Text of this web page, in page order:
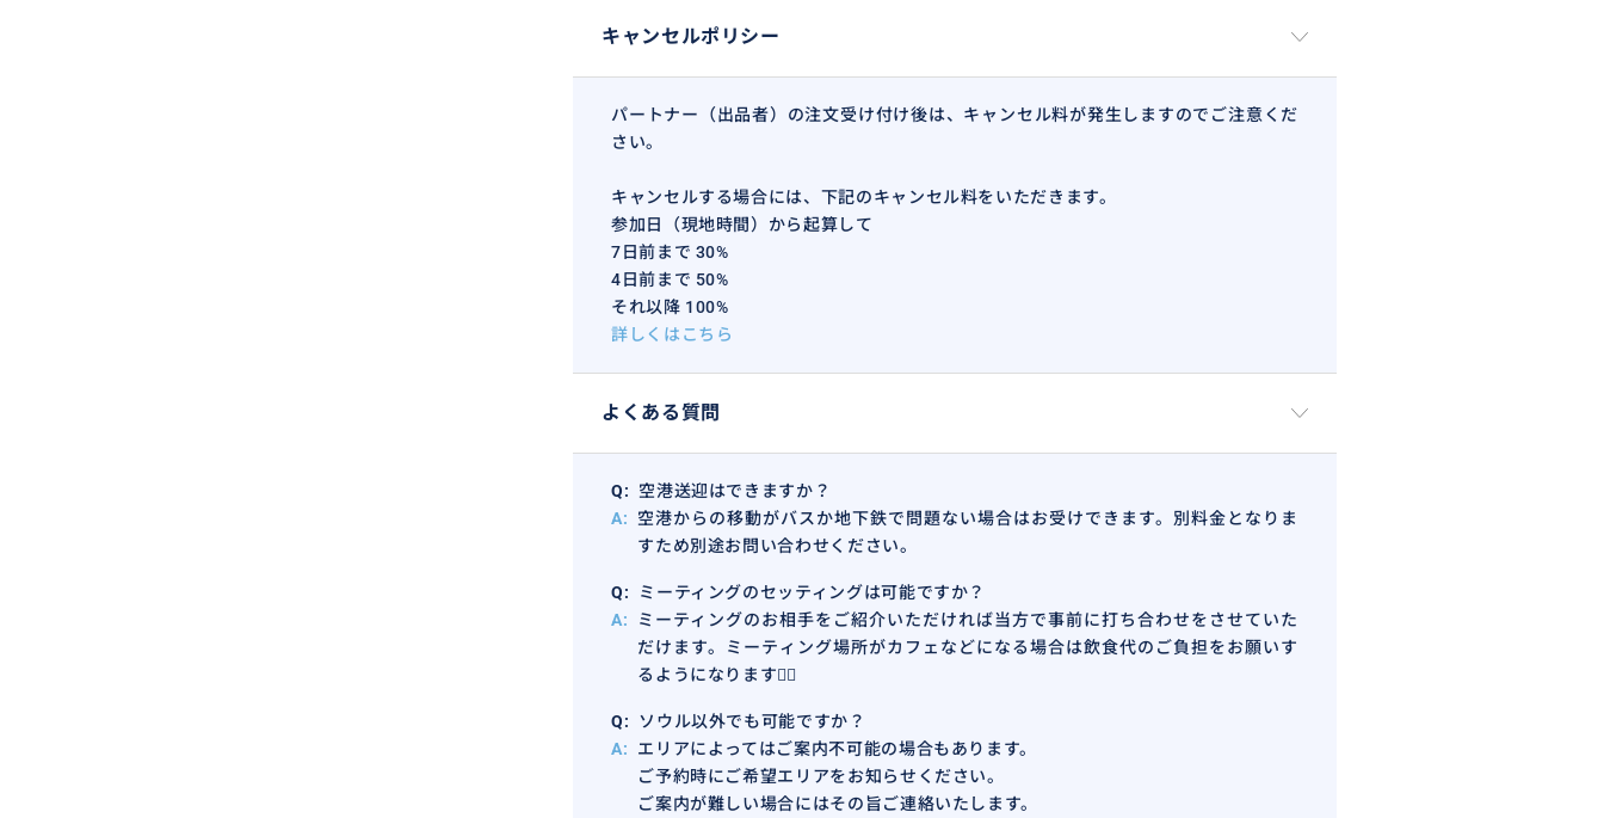
服、かばん、靴何でも対応できます＾＾
おすすめ
キャンセルポリシー
パートナー（出品者）の注文受け付け後は、キャンセル料が発生しますのでご注意くだ
さい。
キャンセルする場合には、下記のキャンセル料をいただきます。
参加日（現地時間）から起算して
7日前まで 30%
4日前まで 50%
それ以降 100%
詳しくはこちら
よくある質問
Q:
空港送迎はできますか？
A:
空港からの移動がバスか地下鉄で問題ない場合はお受けできます。別料金となりま
すため別途お問い合わせください。
Q:
ミーティングのセッティングは可能ですか？
A:
ミーティングのお相手をご紹介いただければ当方で事前に打ち合わせをさせていた
だけます。ミーティング場所がカフェなどになる場合は飲食代のご負担をお願いす
るようになります🙇‍♀️
Q:
ソウル以外でも可能ですか？
A:
エリアによってはご案内不可能の場合もあります。
ご予約時にご希望エリアをお知らせください。
ご案内が難しい場合にはその旨ご連絡いたします。